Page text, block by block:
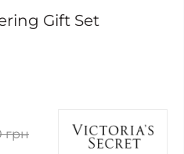
Gift Set
грн